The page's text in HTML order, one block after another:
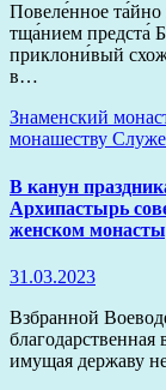
Повеле́нное
тща́нием предста́
приклони́вый
в…
Знаменский
монашеству
В канун
Архипастырь
женском
31.03.2023
Взбранной
имущая державу